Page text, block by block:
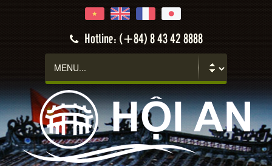
Hotline: (+84) 8 43 42 8888